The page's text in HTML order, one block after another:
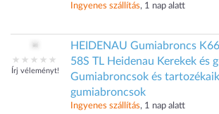
Ingyenes szállítás, 1 nap alatt
Írj véleményt!
HEIDENAU Gumiabroncs
58S TL Heidenau Kerekek és
Gumiabroncsok és
gumiabroncsok
Ingyenes szállítás, 1 nap alatt